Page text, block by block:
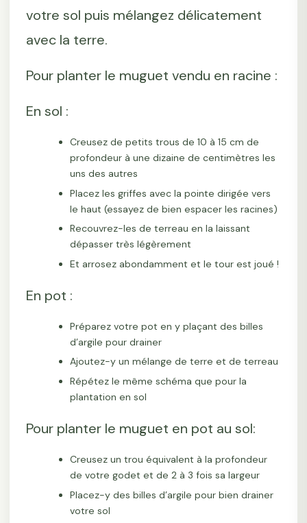
votre sol puis mélangez délicatement
avec la terre.
Pour planter le muguet vendu en racine :
En sol :
Creusez de petits trous de 10 à 15 cm de
profondeur à une dizaine de centimètres les
uns des autres
Placez les griffes avec la pointe dirigée vers
le haut (essayez de bien espacer les racines)
Recouvrez-les de terreau en la laissant
dépasser très légèrement
Et arrosez abondamment et le tour est joué !
En pot :
Préparez votre pot en y plaçant des billes
d’argile pour drainer
Ajoutez-y un mélange de terre et de terreau
Répétez le même schéma que pour la
plantation en sol
Pour planter le muguet en pot au sol:
Creusez un trou équivalent à la profondeur
de votre godet et de 2 à 3 fois sa largeur
Placez-y des billes d’argile pour bien drainer
votre sol